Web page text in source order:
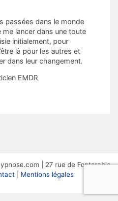
passées dans le monde
me lancer dans une toute
initialement, pour
là pour les autres et
dans leur changement.
EMDR
| 27 rue de Fontarabie,
| Mentions légales